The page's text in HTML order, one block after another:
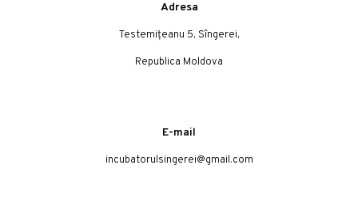
Adresa
Testemițeanu 5, Sîngerei,
Republica Moldova
E-mail
incubatorulsingerei@gmail.com